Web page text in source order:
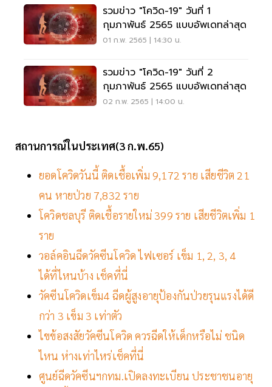
รวมข่าว "โควิด-19" วันที่ 1
กุมภาพันธ์ 2565 แบบอัพเดทล่าสุด
01 ก.พ. 2565 | 14:30 น.
รวมข่าว "โควิด-19" วันที่ 2
กุมภาพันธ์ 2565 แบบอัพเดทล่าสุด
02 ก.พ. 2565 | 14:00 น.
สถานการณ์ในประเทศ(3 ก.พ.65)
ยอดโควิดวันนี้ ติดเชื้อเพิ่ม 9,172 ราย เสียชีวิต 21
คน หายป่วย 7,832 ราย
โควิดชลบุรี ติดเชื้อรายใหม่ 399 ราย เสียชีวิตเพิ่ม 1
ราย
วอล์คอินฉีดวัคซีนโควิด ไฟเซอร์ เข็ม 1, 2, 3, 4
ได้ที่ไหนบ้าง เช็คที่นี่
วัคซีนโควิดเข็ม4 ฉีดผู้สูงอายุป้องกันป่วยรุนแรงได้ดี
กว่า 3 เข็ม 3 เท่าตัว
ไขข้อสงสัยวัคซีนโควิด ควรฉีดให้เด็กหรือไม่ ชนิด
ไหน ห่างเท่าไหร่เช็คที่นี่
ศูนย์ฉีดวัคซีนฯกทม.เปิดลงทะเบียน ประชาชนอายุ